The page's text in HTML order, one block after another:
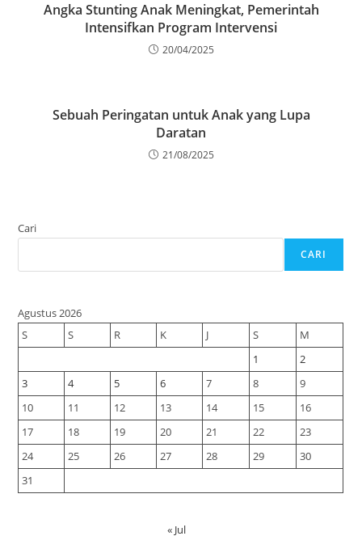
Angka Stunting Anak Meningkat, Pemerintah
Intensifkan Program Intervensi
20/04/2025
Sebuah Peringatan untuk Anak yang Lupa
Daratan
21/08/2025
Cari
CARI
Agustus 2026
S
S R K J S
M
1
2
3
4 5 6 7 8
9
10
11 12 13 14 15
16
17
18 19 20 21 22
23
24
25 26 27 28 29
30
31
« Jul